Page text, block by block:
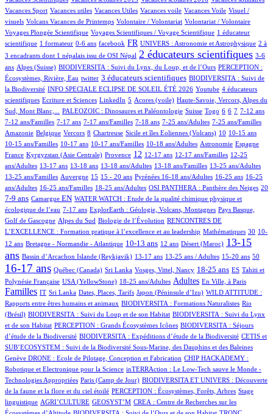
Vacances Sport
1/649 Vacances utiles
1/649 Vacances Utiles
1/649 Vacances voile
1/649 Vacances Voile
1/649
Visuel /
visuels
2/649Volcans Vacances de Printemps
1/649 Volontaire / Volontariat
1/649 Volontariat / Volontaire
47/649
Voyages Plongée Scientifique
2/649 Voyages Scientifiques / Voyage Scientifique
87/649
1 éducateur
scientifique
5/649 1 formateur
3/649 0-6 ans
9/649 facebook
227/649 FR
25/649 UNIVERS : Astronomie et Astrophysique
4/649
2 à
3 encadrants dont 1 népalais issu de OSI Népal
385/649 2 éducateurs scientifiques
8/649
3-6
ans
74/649Alpes (Suisse)
31/649 BIODIVERSITA : Suivi du Lynx, du Loup, et de l’Ours
8/649
PERCEPTION :
Écosystèmes, Rivière, Eau
1/649 twitter
172/649 3 éducateurs scientifiques
41/649
BIODIVERSITA : Suivi de
la Biodiversité
46/649 INFO SPECIALE ECLIPSE DE SOLEIL ÉTÉ 2026
1/649 Youtube
30/649
4 éducateurs
scientifiques
1/649 Ecriture et Sciences
1/649 LinkedIn
17/649 5
3/649 Acores (voile)
9/649
Haute-Savoie, Vercors, Alpes du
Sud, Mont Blanc,...
49/649 PALEOZOIC : Dinosaures et Paléontologie
2/649 Suisse
4/649 Togo
1/649 6
22/649 6
55/649 7
10/649 7-12 ans
47/649
7-12 ans/Familles
2/649 7-17 ans
31/649 7-17 ans/Familles
28/649 7-18 ans
2/649 7-25 ans/Adultes
7/649 7-25 ans/Familles
1/649
Amazonie
1/649 Belgique
1/649 Vercors
43/649 8
1/649 Chartreuse
3/649 Sicile et îles Eoliennes (Volcans)
55/649 10
2/649 10-15 ans
2/649
10-15 ans/Familles
4/649 10-17 ans
10/649 10-17 ans/Familles
4/649 10-18 ans/Adultes
50/649 Astronomie
46/649 Espagne
6/649
France
61/649Kyrgyzstan (Asie Centrale)
124/649 Provence
277/649 12
19/649 12-17 ans
3/649 12-17 ans/Familles
2/649
12-25
ans/Adultes
86/649 13-17 ans
8/649 13-18 ans
26/649 13-18 ans/Adultes
6/649 13-18 ans/Familles
1/649 13-25 ans/Adultes
1/649
13-25 ans/Familles
2/649 Auvergne
132/649 15
22/649 15 - 20 ans
34/649 Pyrénées
67/649 16-18 ans/Adultes
4/649 16-25 ans
2/649
16-25
ans/Adultes
4/649 16-25 ans/Familles
8/649 18-25 ans/Adultes
58/649 OSI PANTHERA : Panthère des Neiges
54/649 20
160/649
7-9 ans
2/649 Camargue
140/649 EN
6/649
WATER WATCH : Etude de la qualité chimique physique et
écologique de l’eau
13/649 7-17 ans
18/649 ExplorEarth : Géologie, Volcans, Montagnes
27/649
Pays Basque,
Golf de Gascogne
13/649 Alpes du Sud
4/649 Biologie de l’Évolution
94/649
RENCONTRES DE
L’EXCELLENCE : Formation pratique à l’excellence et au leadership
2/649 Mathématiques
7/649 30
76/649
10-
12 ans
43/649Bretagne - Normandie - Atlantique
140/649 10-13 ans
58/649 12 ans
4/649 Désert (Maroc)
370/649
13-15
ans
1/649Bassin d’Arcachon
11/649 Islande (Reykjavik)
24/649 13-17 ans
14/649 13-25 ans / Adultes
8/649 15-20 ans
2/649 50
455/649
16-17 ans
23/649 Québec (Canada)
4/649 Sri Lanka
4/649 Vosges, Vittel, Nancy
177/649 18-25 ans
47/649 ES
17/649
Tahiti et
Polynésie Française
5/649 USA (YellowStone)
121/649 18-25 ans/Adultes
253/649 Adultes
1/649 En Ville, à Paris
317/649
Familles
5/649 IT
4/649 Sri Lanka
6/649 Dates, Places, Tarifs
4/649 Japon (Péninsule d’Izu)
24/649
WILD ATTITUDE :
Rapports entre êtres humains et animaux
19/649 BIODIVERSITA : Formations Naturalistes
3/649
Rio
(Brésil)
4/649 BIODIVERSITA : Suivi du Loup et de son Habitat
7/649
BIODIVERSITA : Suivi du Lynx
et de son Habitat
1/649 PERCEPTION : Grands Écosystèmes Icônes
12/649
BIODIVERSITA : Séjours
d’étude de la Biodiversité
5/649 BIODIVERSITA : Expéditions d’étude de la Biodiversité
47/649
CETIS et
SUB’ECOSYSTEM : Suivi de la Biodiversité Sous-Marine, des Dauphins et des Baleines
17/649
Genève
7/649 DRONE : Ecole de Pilotage, Conception et Fabrication
7/649
CHIP HACKADEMY :
Robotique et Electronique pour la Science
2/649
inTERRAction : Le Low-Tech sauve le Monde -
Technologies Appropriées
6/649 Paris (Camp de Jour)
3/649
BIODIVERSITA ET UNIVERS : Découverte
de la faune et la flore et du ciel étoilé
29/649 PERCEPTION : Écosystèmes, Forêts, Arbres
2/649
Stage
linguistique
1/649 AGRI’CULTURE
2/649 GEOSYST’M
1/649
CREA : Centre de Recherches sur les